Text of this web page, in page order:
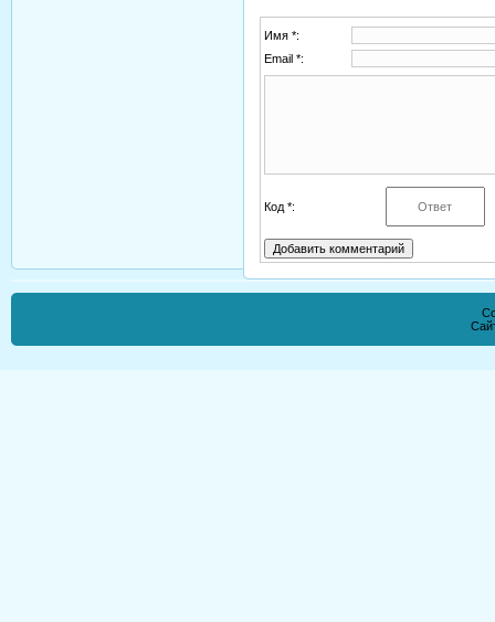
Имя *:
Email *:
Код *: